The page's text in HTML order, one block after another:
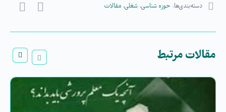
دسته‌بندی‌ها: حوزه شناسی، شغلی، مقالات
مقالات مرتبط